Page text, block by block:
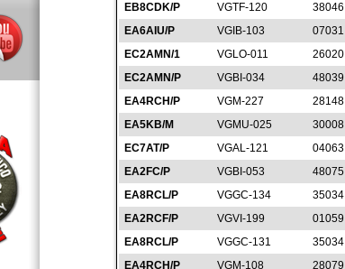
EB8CDK/P
VGTF-120 38046
EA6AIU/P
VGIB-103 07031
EC2AMN/1
VGLO-011 26020
EC2AMN/P
VGBI-034 48039
EA4RCH/P
VGM-227 28148
EA5KB/M
VGMU-025 30008
EC7AT/P
VGAL-121 04063
EA2FC/P
VGBI-053 48075
EA8RCL/P
VGGC-134 35034
EA2RCF/P
VGVI-199 01059
EA8RCL/P
VGGC-131 35034
EA4RCH/P
VGM-108 28079